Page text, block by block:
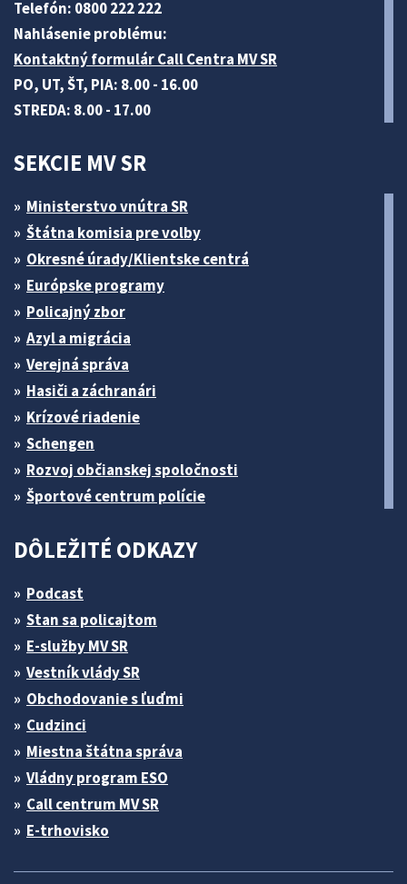
Telefón: 0800 222 222
Nahlásenie problému:
Kontaktný formulár Call Centra MV SR
PO, UT, ŠT, PIA: 8.00 - 16.00
STREDA: 8.00 - 17.00
SEKCIE MV SR
Ministerstvo vnútra SR
Štátna komisia pre volby
Okresné úrady/Klientske centrá
Európske programy
Policajný zbor
Azyl a migrácia
Verejná správa
Hasiči a záchranári
Krízové riadenie
Schengen
Rozvoj občianskej spoločnosti
Športové centrum polície
DÔLEŽITÉ ODKAZY
Podcast
Stan sa policajtom
E-služby MV SR
Vestník vlády SR
Obchodovanie s ľuďmi
Cudzinci
Miestna štátna správa
Vládny program ESO
Call centrum MV SR
E-trhovisko